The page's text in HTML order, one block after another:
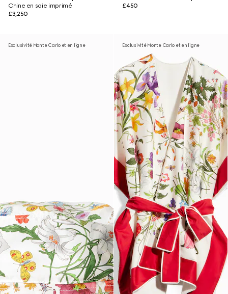
Chine en soie imprimé
£3,250
£450
Exclusivité Monte Carlo et en ligne Exclusivité Monte Carlo et en ligne